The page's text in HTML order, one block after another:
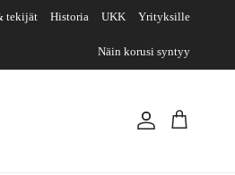
tekijät Historia UKK Yrityksille
Näin korusi syntyy
Tili Ostoskori